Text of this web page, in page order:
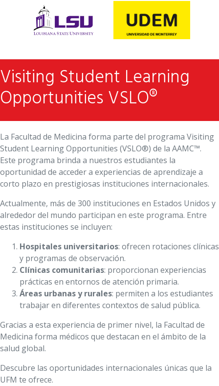
Visiting Student Learning
Opportunities VSLO®
La Facultad de Medicina forma parte del programa Visiting
Student Learning Opportunities (VSLO®) de la AAMC™.
Este programa brinda a nuestros estudiantes la
oportunidad de acceder a experiencias de aprendizaje a
corto plazo en prestigiosas instituciones internacionales.
Actualmente, más de 300 instituciones en Estados Unidos y
alrededor del mundo participan en este programa. Entre
estas instituciones se incluyen:
Hospitales universitarios: ofrecen rotaciones clínicas
y programas de observación.
Clínicas comunitarias: proporcionan experiencias
prácticas en entornos de atención primaria.
Áreas urbanas y rurales: permiten a los estudiantes
trabajar en diferentes contextos de salud pública.
Gracias a esta experiencia de primer nivel, la Facultad de
Medicina forma médicos que destacan en el ámbito de la
salud global.
Descubre las oportunidades internacionales únicas que la
UFM te ofrece.